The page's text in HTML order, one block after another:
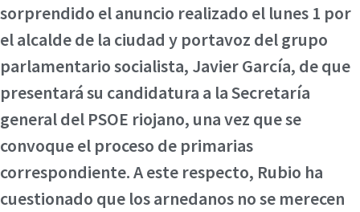
sorprendido el anuncio realizado el lunes 1 por
el alcalde de la ciudad y portavoz del grupo
parlamentario socialista, Javier García, de que
presentará su candidatura a la Secretaría
general del PSOE riojano, una vez que se
convoque el proceso de primarias
correspondiente. A este respecto, Rubio ha
cuestionado que los arnedanos no se merecen